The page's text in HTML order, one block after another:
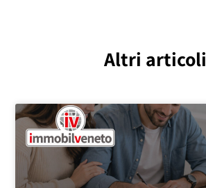
Altri articoli